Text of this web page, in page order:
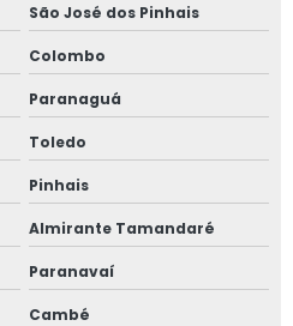
São José dos Pinhais
Colombo
Paranaguá
Toledo
Pinhais
Almirante Tamandaré
Paranavaí
Cambé